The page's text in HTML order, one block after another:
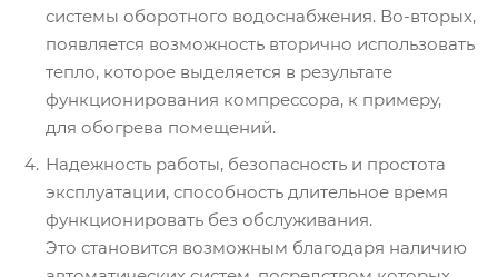
системы оборотного водоснабжения. Во-вторых,
появляется возможность вторично использовать
тепло, которое выделяется в результате
функционирования компрессора, к примеру,
для обогрева помещений.
Надежность работы, безопасность и простота
эксплуатации, способность длительное время
функционировать без обслуживания.
Это становится возможным благодаря наличию